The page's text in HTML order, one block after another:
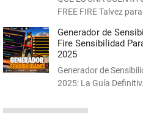
FREE FIRE Talvez
Generador de
Fire Sensibilidad
2025
Generador de
2025: La Guía